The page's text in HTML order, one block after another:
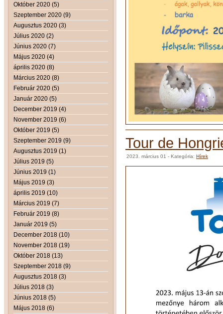
Október 2020 (5)
Szeptember 2020 (9)
Augusztus 2020 (3)
Július 2020 (2)
Június 2020 (7)
Május 2020 (4)
április 2020 (8)
Március 2020 (8)
Február 2020 (5)
Január 2020 (5)
December 2019 (4)
November 2019 (6)
Október 2019 (5)
Szeptember 2019 (9)
Augusztus 2019 (1)
Július 2019 (5)
Június 2019 (1)
Május 2019 (3)
április 2019 (10)
Március 2019 (7)
Február 2019 (8)
Január 2019 (5)
December 2018 (10)
November 2018 (19)
Október 2018 (13)
Szeptember 2018 (9)
Augusztus 2018 (3)
Július 2018 (3)
Június 2018 (5)
Május 2018 (6)
Tour de
2023. március 01 - Kategória: Hírek